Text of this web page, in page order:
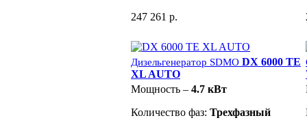
247 261 р.
Дизельгенератор SDMO DX 6000 TE
XL AUTO
Мощность – 4.7 кВт
Количество фаз: Трехфазный